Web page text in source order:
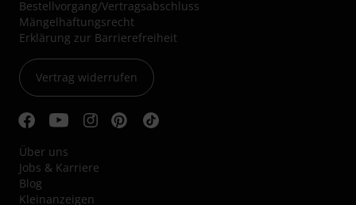
Bestellvorgang/Vertragsabschluss
Mängelhaftungsrecht
Erklärung zur Barrierefreiheit
Vertrag widerrufen
Über uns
Jobs & Karriere
Blog
Kleinanzeigen